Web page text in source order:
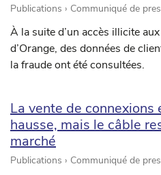
Publications › Communiqué de
À la suite d’un accès illicite
d’Orange, des données de
la fraude ont été consultées.
La vente de
hausse, mais le câble
marché
Publications › Communiqué de